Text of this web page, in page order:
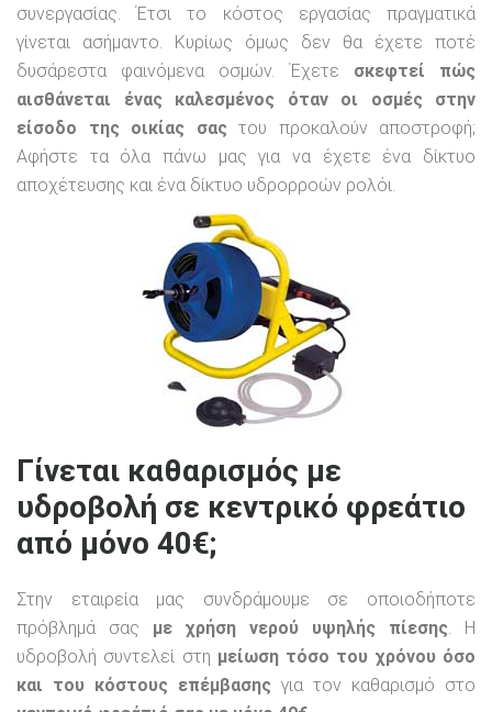
συνεργασίας. Έτσι το κόστος εργασίας πραγματικά
γίνεται ασήμαντο. Κυρίως όμως δεν θα έχετε ποτέ
δυσάρεστα φαινόμενα οσμών. Έχετε σκεφτεί πώς
αισθάνεται ένας καλεσμένος όταν οι οσμές στην
είσοδο της οικίας σας του προκαλούν αποστροφή;
Αφήστε τα όλα πάνω μας για να έχετε ένα δίκτυο
αποχέτευσης και ένα δίκτυο υδρορροών ρολόι.
Γίνεται καθαρισμός με
υδροβολή σε κεντρικό φρεάτιο
από μόνο 40€;
Στην εταιρεία μας συνδράμουμε σε οποιοδήποτε
πρόβλημά σας με χρήση νερού υψηλής πίεσης. Η
υδροβολή συντελεί στη μείωση τόσο του χρόνου όσο
και του κόστους επέμβασης για τον καθαρισμό στο